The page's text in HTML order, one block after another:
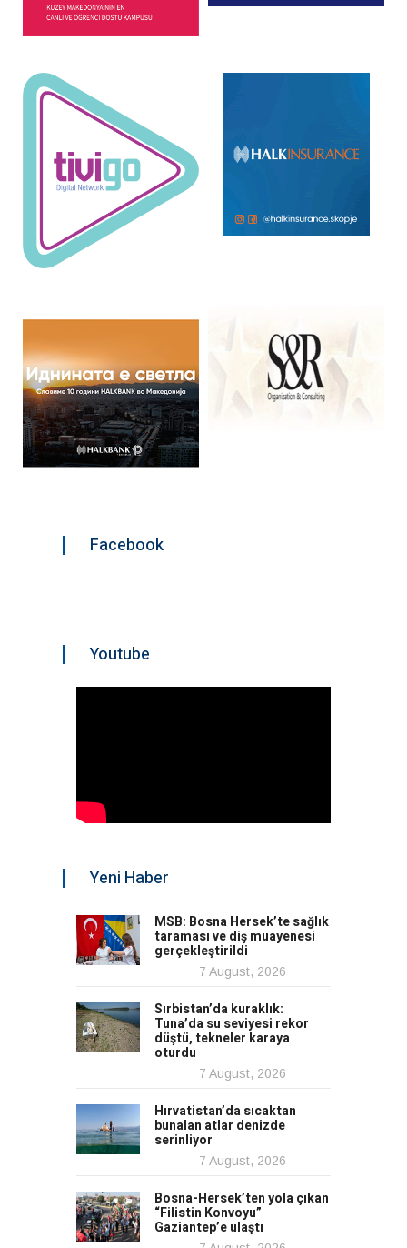
Facebook
Youtube
Yeni Haber
MSB: Bosna Hersek’te sağlık
taraması ve diş muayenesi
gerçekleştirildi
7 August, 2026
Sırbistan’da kuraklık:
Tuna’da su seviyesi rekor
düştü, tekneler karaya
oturdu
7 August, 2026
Hırvatistan’da sıcaktan
bunalan atlar denizde
serinliyor
7 August, 2026
Bosna-Hersek’ten yola çıkan
“Filistin Konvoyu”
Gaziantep’e ulaştı